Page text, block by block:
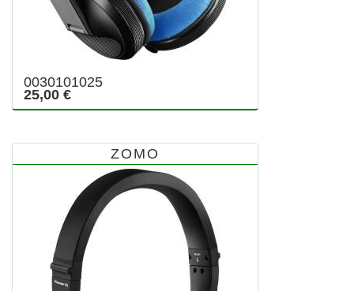
0030101025
25,00 €
ZOMO